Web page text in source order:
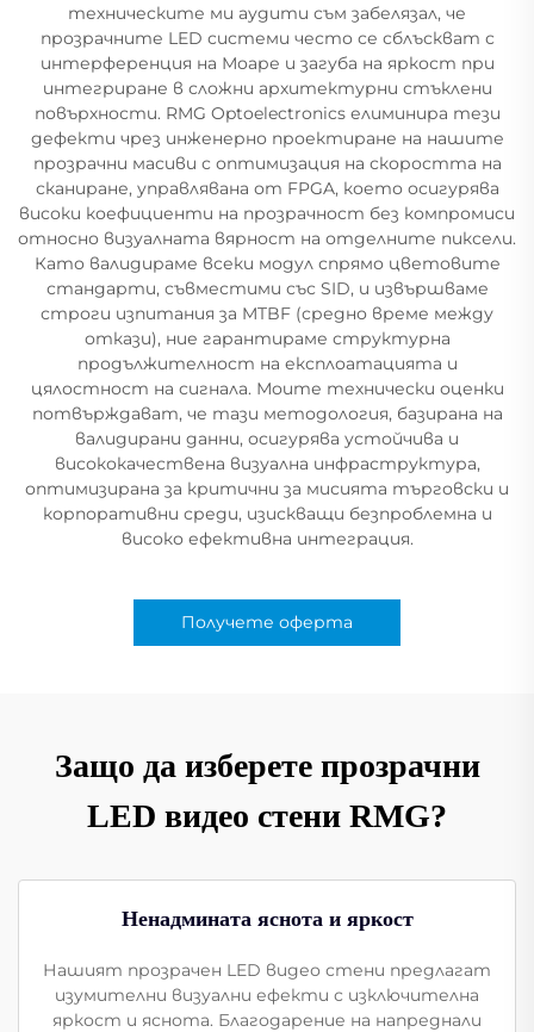
техническите ми аудити съм забелязал, че
прозрачните LED системи често се сблъскват с
интерференция на Моаре и загуба на яркост при
интегриране в сложни архитектурни стъклени
повърхности. RMG Optoelectronics елиминира тези
дефекти чрез инженерно проектиране на нашите
прозрачни масиви с оптимизация на скоростта на
сканиране, управлявана от FPGA, което осигурява
високи коефициенти на прозрачност без компромиси
относно визуалната вярност на отделните пиксели.
Като валидираме всеки модул спрямо цветовите
стандарти, съвместими със SID, и извършваме
строги изпитания за MTBF (средно време между
откази), ние гарантираме структурна
продължителност на експлоатацията и
цялостност на сигнала. Моите технически оценки
потвърждават, че тази методология, базирана на
валидирани данни, осигурява устойчива и
висококачествена визуална инфраструктура,
оптимизирана за критични за мисията търговски и
корпоративни среди, изискващи безпроблемна и
високо ефективна интеграция.
Получете оферта
Защо да изберете прозрачни
LED видео стени RMG?
Ненадмината яснота и яркост
Нашият прозрачен LED видео стени предлагат
изумителни визуални ефекти с изключителна
яркост и яснота. Благодарение на напреднали